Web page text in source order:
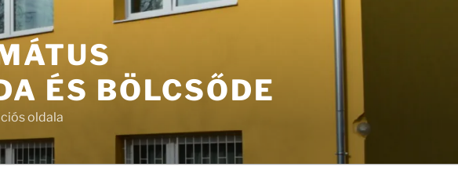
ÉS BÖLCSŐDE
oldala